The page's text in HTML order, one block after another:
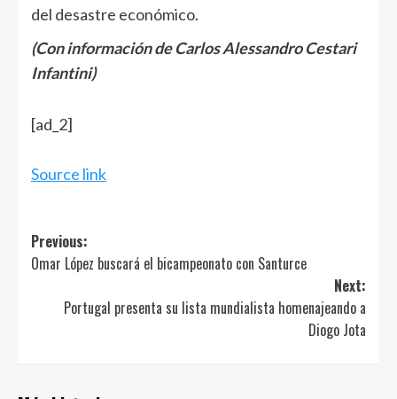
del desastre económico.
(Con información de Carlos Alessandro Cestari
Infantini)
Navegación
de
entradas
[ad_2]
Source link
Post
navigation
Previous:
Omar López buscará el bicampeonato con Santurce
Next:
Portugal presenta su lista mundialista homenajeando a
Diogo Jota